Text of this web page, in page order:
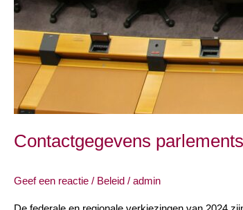
Contactgegevens
Geef een reactie / Beleid / admin